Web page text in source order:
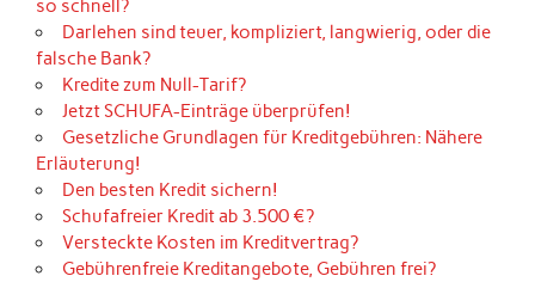
so schnell?
Darlehen sind teuer, kompliziert, langwierig, oder die
falsche Bank?
Kredite zum Null-Tarif?
Jetzt SCHUFA-Einträge überprüfen!
Gesetzliche Grundlagen für Kreditgebühren: Nähere
Erläuterung!
Den besten Kredit sichern!
Schufafreier Kredit ab 3.500 €?
Versteckte Kosten im Kreditvertrag?
Gebührenfreie Kreditangebote, Gebühren frei?